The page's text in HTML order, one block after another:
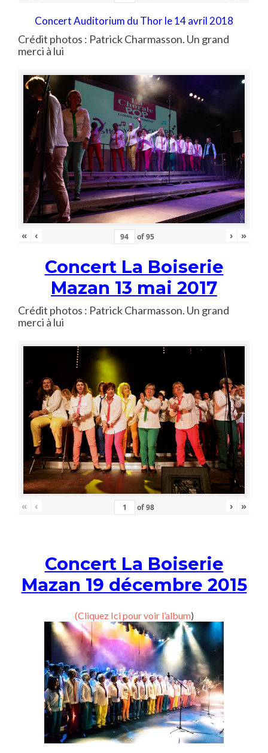
Concert Auditorium du Thor le 14 avril 2018
Crédit photos : Patrick Charmasson. Un grand
merci à lui
« ‹ of95 › »
Concert La Boiserie
Mazan 13 mai 2017
Crédit photos : Patrick Charmasson. Un grand
merci à lui
« ‹ of98 › »
Concert La Boiserie
Mazan 19 décembre 2015
(Cliquez Ici pour voir l’album)